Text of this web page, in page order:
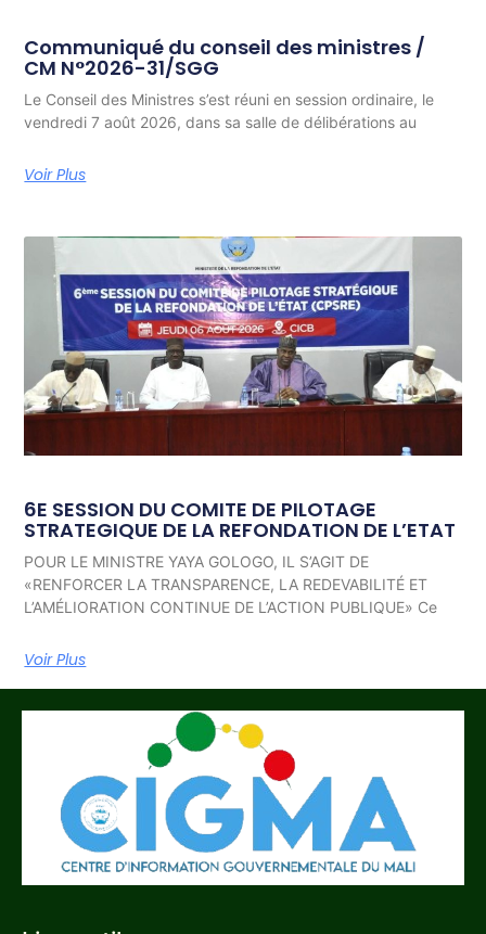
Communiqué du conseil des ministres /
CM N°2026-31/SGG
Le Conseil des Ministres s’est réuni en session ordinaire, le
vendredi 7 août 2026, dans sa salle de délibérations au
Voir Plus
6E SESSION DU COMITE DE PILOTAGE
STRATEGIQUE DE LA REFONDATION DE L’ETAT
POUR LE MINISTRE YAYA GOLOGO, IL S’AGIT DE
«RENFORCER LA TRANSPARENCE, LA REDEVABILITÉ ET
L’AMÉLIORATION CONTINUE DE L’ACTION PUBLIQUE» Ce
Voir Plus